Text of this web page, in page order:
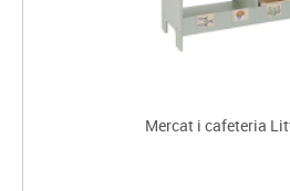
Mercat i cafeteria